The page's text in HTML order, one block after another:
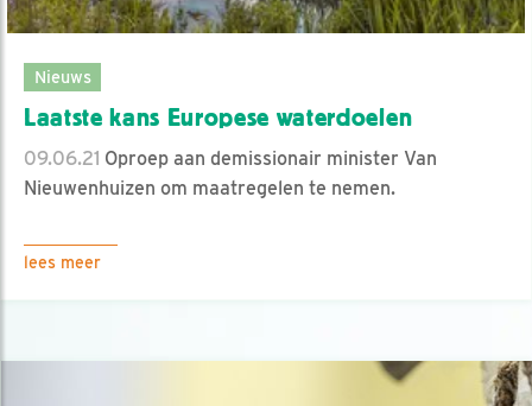
Nieuws
Laatste kans Europese waterdoelen
09.06.21 Oproep aan demissionair minister Van
Nieuwenhuizen om maatregelen te nemen.
lees meer